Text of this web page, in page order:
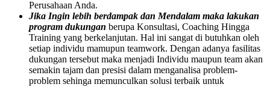
Perusahaan Anda.
Jika Ingin lebih berdampak dan Mendalam maka lakukan
program dukungan berupa Konsultasi, Coaching Hingga
Training yang berkelanjutan. Hal ini sangat di butuhkan oleh
setiap individu mamupun teamwork. Dengan adanya fasilitas
dukungan tersebut maka menjadi Individu maupun team akan
semakin tajam dan presisi dalam menganalisa problem-
problem sehinga memunculkan solusi terbaik untuk